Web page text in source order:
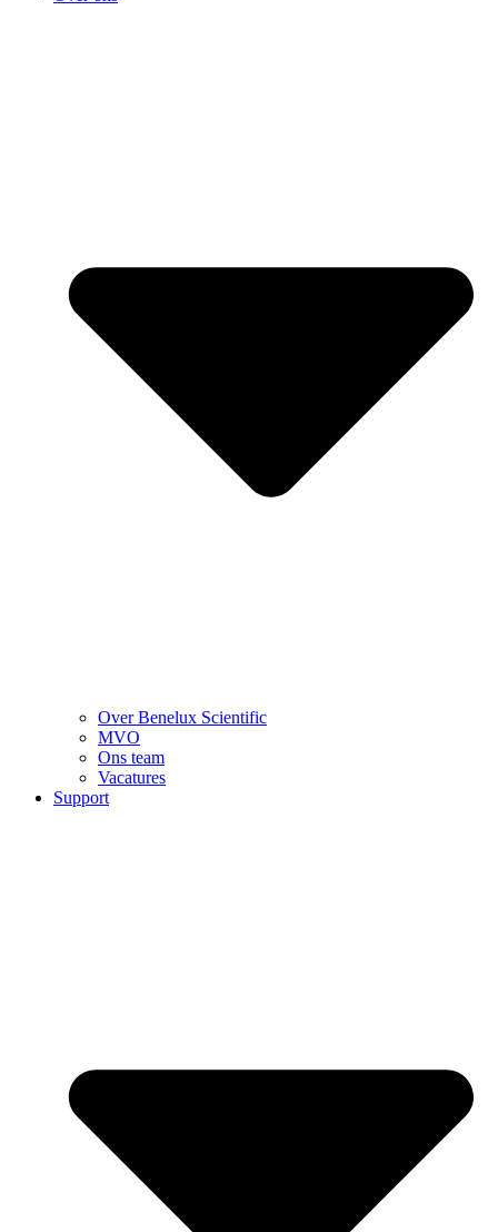
Over Benelux Scientific
MVO
Ons team
Vacatures
Support